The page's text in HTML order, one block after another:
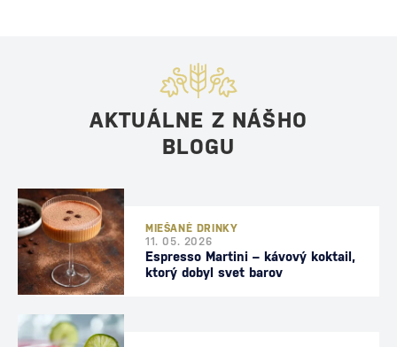
AKTUÁLNE Z NÁŠHO
BLOGU
MIEŠANÉ DRINKY
11. 05. 2026
Espresso Martini – kávový koktail,
ktorý dobyl svet barov